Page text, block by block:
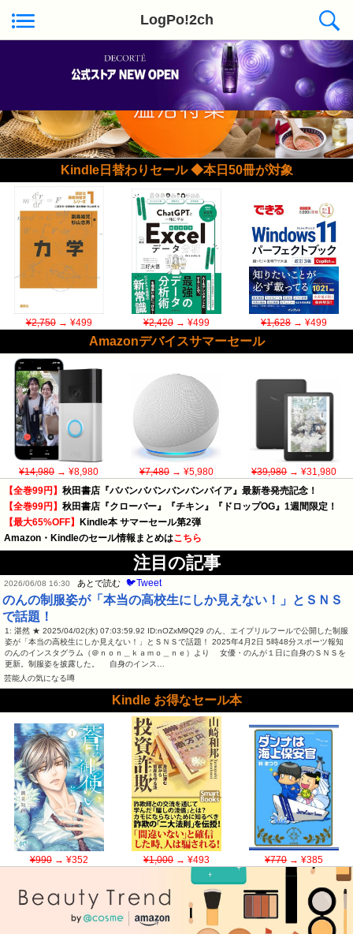
LogPo!2ch
Kindle日替わりセール ◆本日50冊が対象
¥2,750→ ¥499 ¥2,420→ ¥499 ¥1,628→ ¥499
Amazonデバイスサマーセール
¥14,980→ ¥8,980 ¥7,480→ ¥5,980 ¥39,980→ ¥31,980
【全巻99円】 秋田書店『ババンババンバンバンパイア』最新巻発売記念！
【全巻99円】 秋田書店『クローバー』『チキン』『ドロップOG』1週間限定！
【最大65%OFF】
Kindle本 サマーセール第2弾
Amazon・Kindleのセール情報まとめはこちら
注目の記事
2026/06/08 16:30 あとで読む 🐦Tweet
のんの制服姿が「本当の高校生にしか見えない！」とＳＮＳ
で話題！
1: 湛然 ★ 2025/04/02(水) 07:03:59.92 ID:nOZxM9Q29 のん、エイプリルフールで公開した制服
姿が「本当の高校生にしか見えない！」とＳＮＳで話題！ 2025年4月2日 5時48分スポーツ報知
のんのインスタグラム（＠ｎｏｎ＿ｋａｍｏ＿ｎｅ）より 女優・のんが１日に自身のＳＮＳを
更新。制服姿を披露した。 自身のインス…
芸能人の気になる噂
Kindle お得なセール本
¥990→ ¥352 ¥1,000→ ¥493 ¥770→ ¥385